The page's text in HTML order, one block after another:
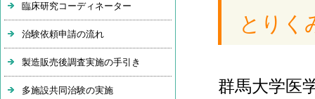
臨床研究コーディネーター
治験依頼申請の流れ
製造販売後調査実施の手引き
多施設共同治験の実施
とりく
群馬大学医